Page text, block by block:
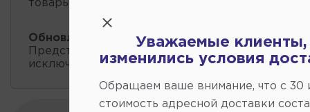
товары проходит несколько раз в сутки.
Обновление остатков и цен: 18:41 2026-08-07
Представленные данные о запчастях на этой
исключительно информационный характер.
Уважаемые клиенты,
изменились условия
Обращаем ваше внимание, что c 30
стоимость адресной доставки